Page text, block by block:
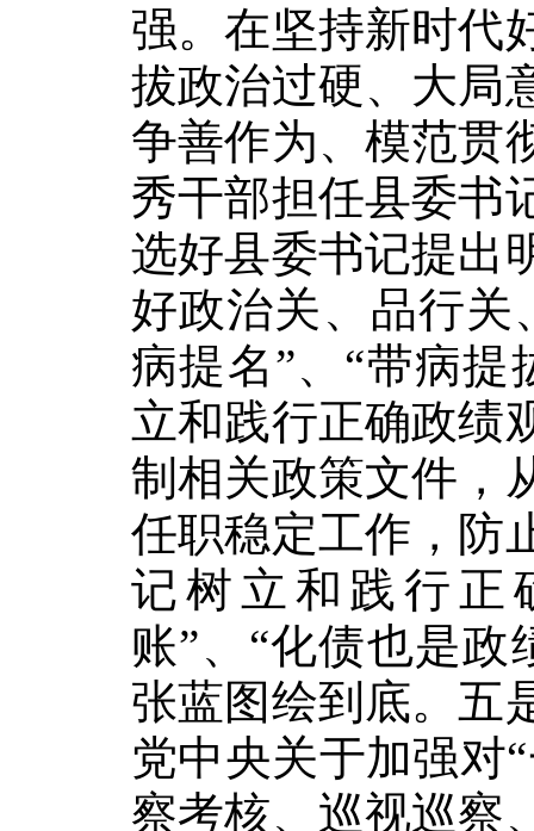
强。在坚持新时代
拔政治过硬、大局
争善作为、模范贯
秀干部担任县委书
选好县委书记提出
好政治关、品行关
病提名”、“带病
立和践行正确政绩
制相关政策文件，
任职稳定工作，防
记树立和践行正
账”、“化债也是
张蓝图绘到底。五
党中央关于加强对
察考核、巡视巡察